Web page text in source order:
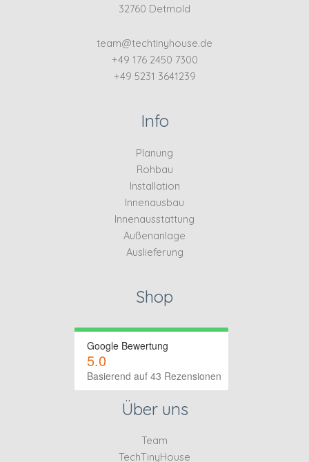
32760 Detmold
team@techtinyhouse.de
+49 176 2450 7300
+49 5231 3641239
Info
Planung
Rohbau
Installation
Innenausbau
Innenausstattung
Außenanlage
Auslieferung
Shop
Google Bewertung
5.0
Basierend auf 43 Rezensionen
Über uns
Team
TechTinyHouse